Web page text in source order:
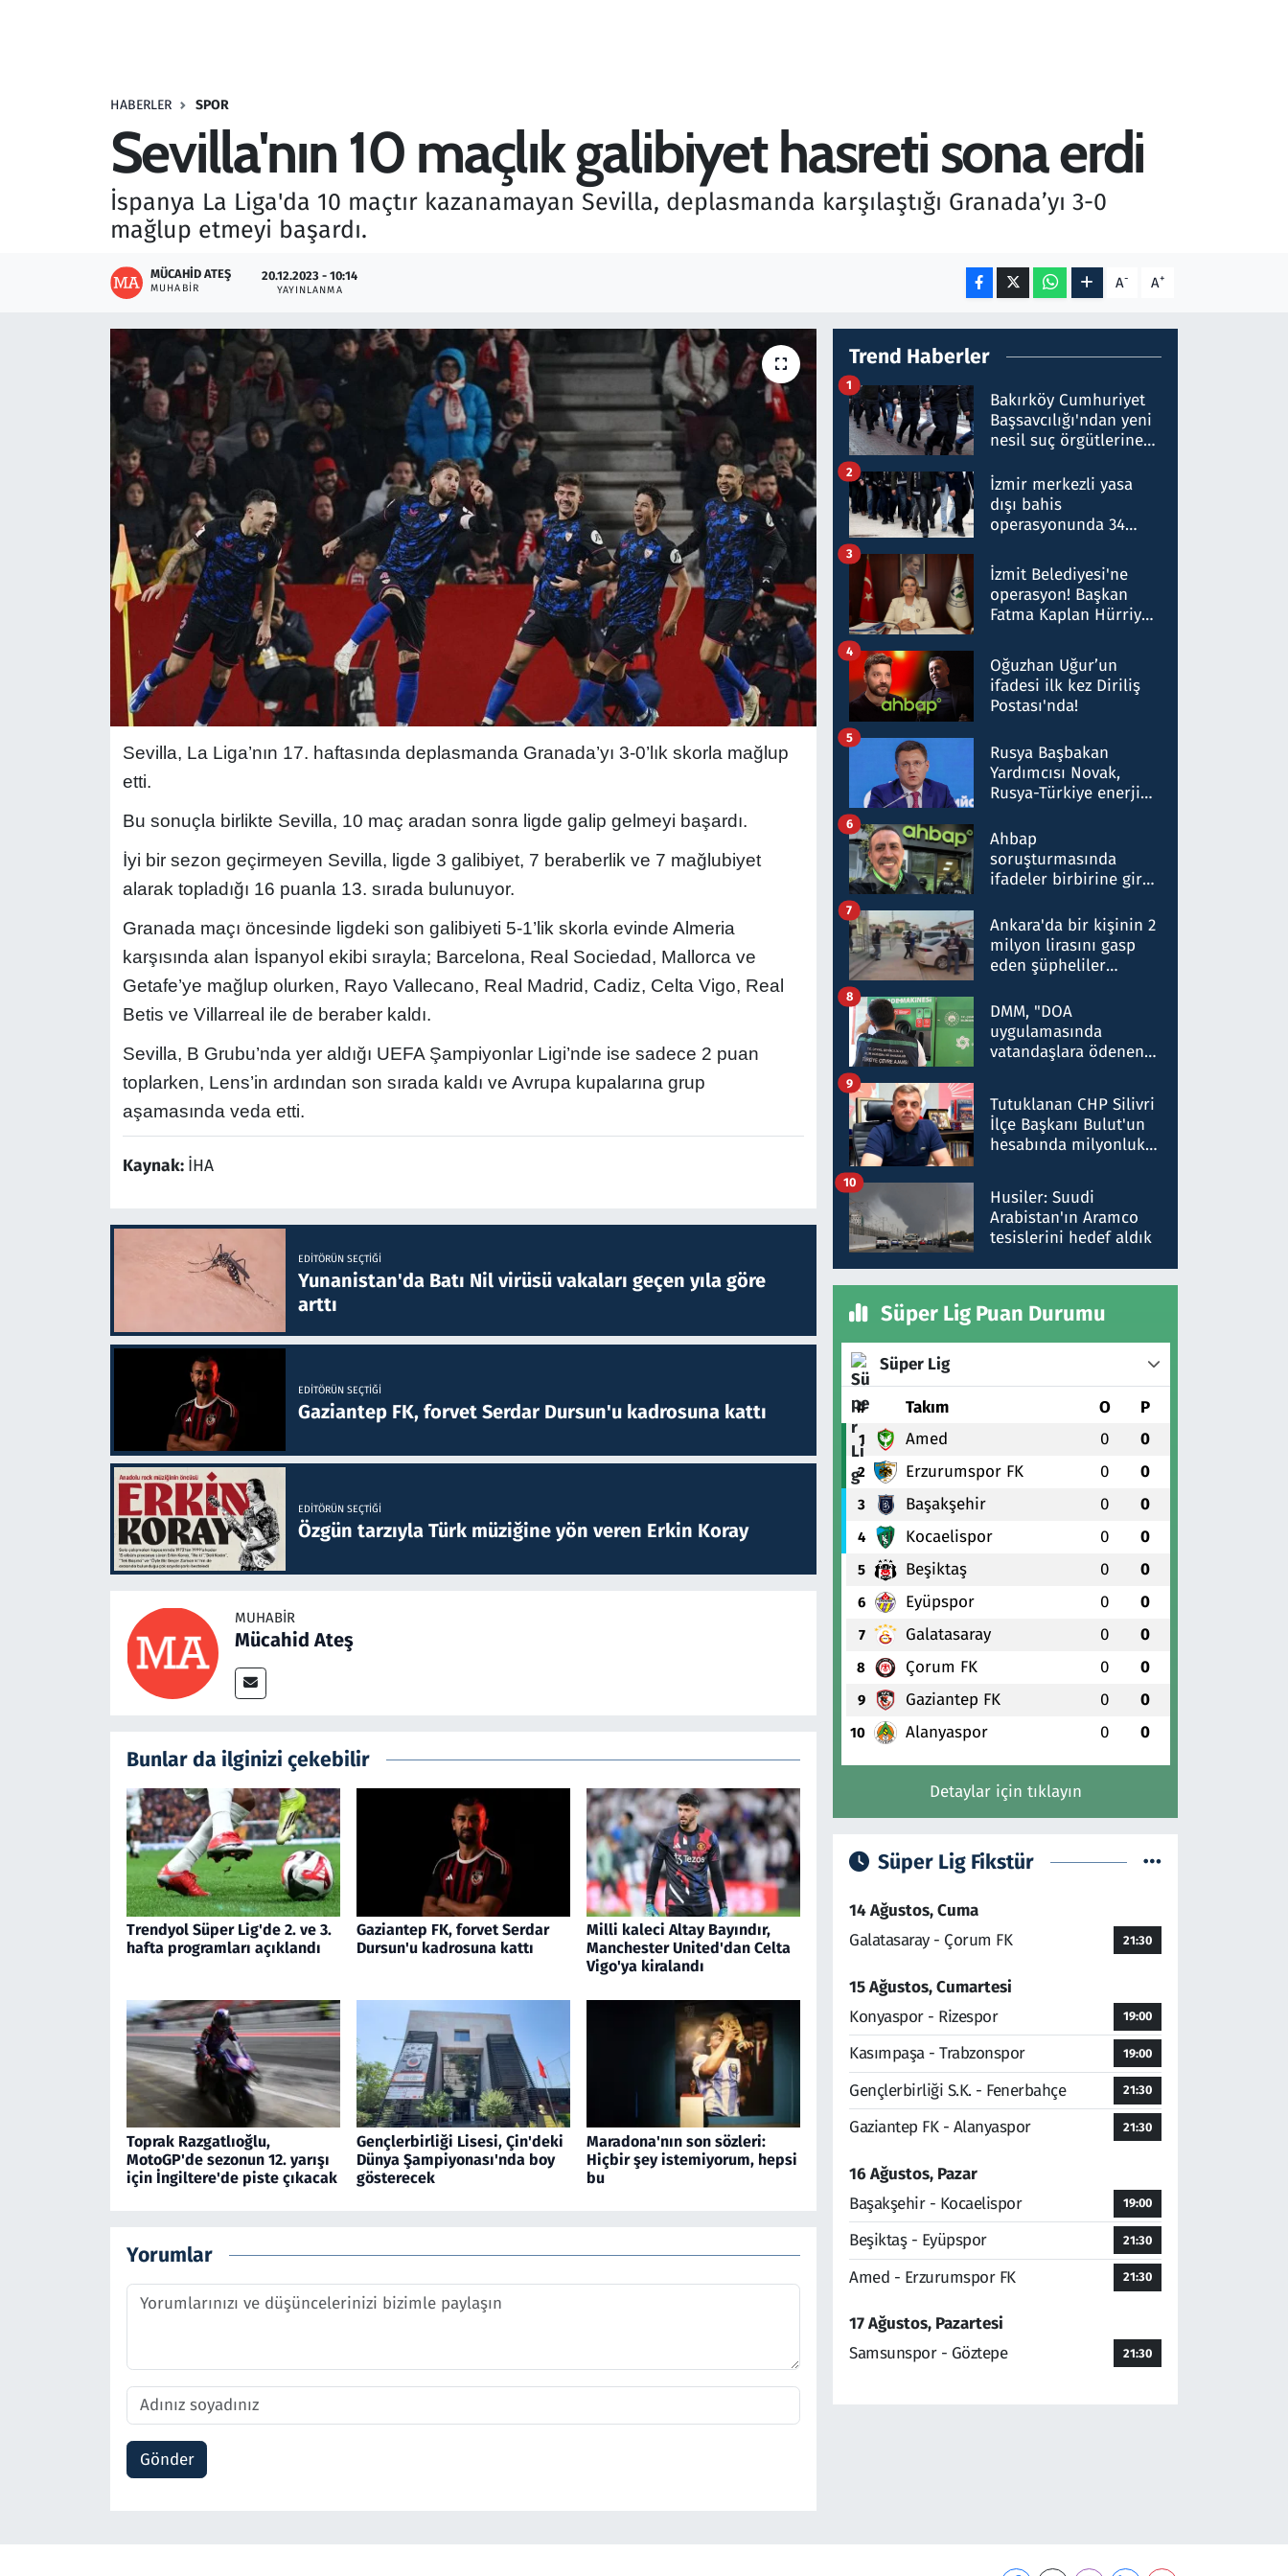
HABERLER SPOR
Sevilla'nın 10 maçlık galibiyet hasreti sona erdi
İspanya La Liga'da 10 maçtır kazanamayan Sevilla, deplasmanda karşılaştığı Granada’yı 3-0
mağlup etmeyi başardı.
MÜCAHID ATEŞ
MUHABIR
20.12.2023 - 10:14
YAYINLANMA A- A+
Sevilla, La Liga’nın 17. haftasında deplasmanda Granada’yı 3-0’lık skorla mağlup
etti.
Bu sonuçla birlikte Sevilla, 10 maç aradan sonra ligde galip gelmeyi başardı.
İyi bir sezon geçirmeyen Sevilla, ligde 3 galibiyet, 7 beraberlik ve 7 mağlubiyet
alarak topladığı 16 puanla 13. sırada bulunuyor.
Granada maçı öncesinde ligdeki son galibiyeti 5-1’lik skorla evinde Almeria
karşısında alan İspanyol ekibi sırayla; Barcelona, Real Sociedad, Mallorca ve
Getafe’ye mağlup olurken, Rayo Vallecano, Real Madrid, Cadiz, Celta Vigo, Real
Betis ve Villarreal ile de beraber kaldı.
Sevilla, B Grubu’nda yer aldığı UEFA Şampiyonlar Ligi’nde ise sadece 2 puan
toplarken, Lens’in ardından son sırada kaldı ve Avrupa kupalarına grup
aşamasında veda etti.
Kaynak: İHA
EDITÖRÜN SEÇTIĞI
Yunanistan'da Batı Nil virüsü vakaları geçen yıla göre
arttı
EDITÖRÜN SEÇTIĞI
Gaziantep FK, forvet Serdar Dursun'u kadrosuna kattı
EDITÖRÜN SEÇTIĞI
Özgün tarzıyla Türk müziğine yön veren Erkin Koray
MUHABIR
Mücahid Ateş
Bunlar da ilginizi çekebilir
Trendyol Süper Lig'de 2. ve 3.
hafta programları açıklandı
Gaziantep FK, forvet Serdar
Dursun'u kadrosuna kattı
Milli kaleci Altay Bayındır,
Manchester United'dan Celta
Vigo'ya kiralandı
Toprak Razgatlıoğlu,
MotoGP'de sezonun 12. yarışı
için İngiltere'de piste çıkacak
Gençlerbirliği Lisesi, Çin'deki
Dünya Şampiyonası'nda boy
gösterecek
Maradona'nın son sözleri:
Hiçbir şey istemiyorum, hepsi
bu
Yorumlar
Gönder
Trend Haberler
Bakırköy Cumhuriyet
Başsavcılığı'ndan yeni
nesil suç örgütlerine
hakkında gözaltı kararı
1
İzmir merkezli yasa
dışı bahis
operasyonunda 34
Milyar liralık para
trafiği tespit edildi
2
İzmit Belediyesi'ne
operasyon! Başkan
Fatma Kaplan Hürriyet
3
Oğuzhan Uğur’un
ifadesi ilk kez Diriliş
Postası'nda!
4
Rusya Başbakan
Yardımcısı Novak,
Rusya-Türkiye enerji
nitelikte olduğunu
belirtti
5
Ahbap
soruşturmasında
ifadeler birbirine girdi:
ifadelerinden ortaya
çıkan tablo şok etti
6
Ankara'da bir kişinin 2
milyon lirasını gasp
eden şüpheliler
7
DMM, "DOA
uygulamasında
vatandaşlara ödenen
düşürüldüğü" iddiasını
yalanladı
8
Tutuklanan CHP Silivri
İlçe Başkanı Bulut'un
hesabında milyonluk
talimat verdi, ben
gönderdim
9
Husiler: Suudi
Arabistan'ın Aramco
tesislerini hedef aldık
10
Süper Lig Puan Durumu
Süper Lig
# Takım O P
1 Amed 0 0
2 Erzurumspor FK 0 0
3 Başakşehir 0 0
4 Kocaelispor 0 0
5 Beşiktaş 0 0
6 Eyüpspor 0 0
7 Galatasaray 0 0
8 Çorum FK 0 0
9 Gaziantep FK 0 0
10 Alanyaspor 0 0
Detaylar için tıklayın
Süper Lig Fikstür
14 Ağustos, Cuma
Galatasaray - Çorum FK
21:30
15 Ağustos, Cumartesi
Konyaspor - Rizespor
19:00
Kasımpaşa - Trabzonspor 19:00
Gençlerbirliği S.K. - Fenerbahçe 21:30
Gaziantep FK - Alanyaspor 21:30
16 Ağustos, Pazar
Başakşehir - Kocaelispor
19:00
Beşiktaş - Eyüpspor 21:30
Amed - Erzurumspor FK 21:30
17 Ağustos, Pazartesi
Samsunspor - Göztepe
21:30
Savunma Sanayi
Seçim 2023
Teknoloji ve Bilim
Televizyon